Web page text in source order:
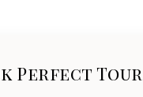
Perfect Tour